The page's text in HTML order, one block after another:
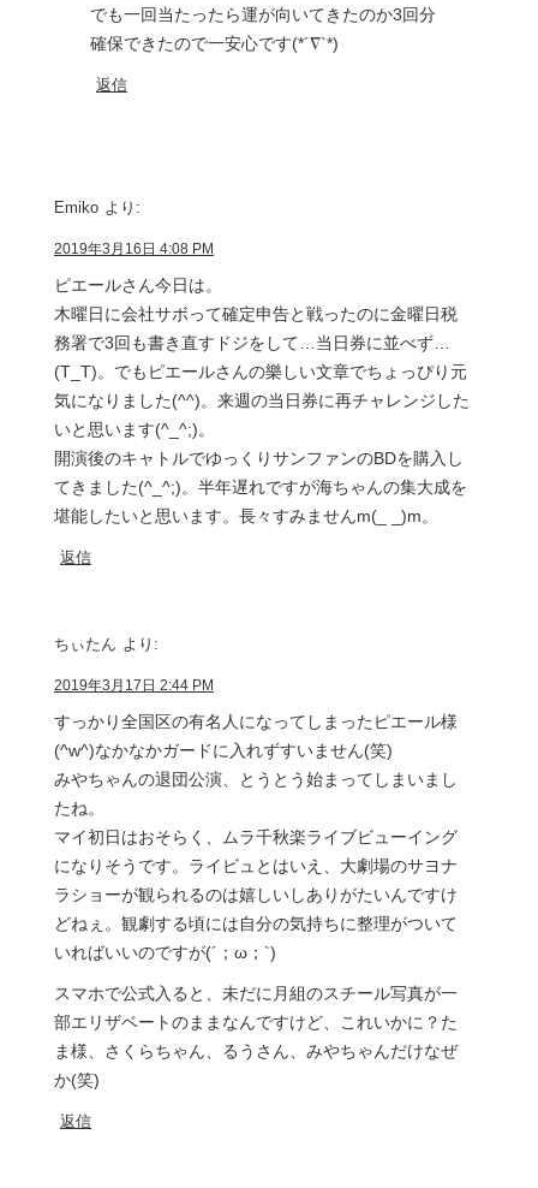
でも一回当たったら運が向いてきたのか3回分
確保できたので一安心です(*´∇`*)
返信
Emiko より:
2019年3月16日 4:08 PM
ピエールさん今日は。
木曜日に会社サボって確定申告と戦ったのに金曜日税
務署で3回も書き直すドジをして…当日券に並べず…
(T_T)。でもピエールさんの樂しい文章でちょっぴり元
気になりました(^^)。来週の当日券に再チャレンジした
いと思います(^_^;)。
開演後のキャトルでゆっくりサンファンのBDを購入し
てきました(^_^;)。半年遅れですが海ちゃんの集大成を
堪能したいと思います。長々すみませんm(_ _)m。
返信
ちぃたん より:
2019年3月17日 2:44 PM
すっかり全国区の有名人になってしまったピエール様
(^w^)なかなかガードに入れずすいません(笑)
みやちゃんの退団公演、とうとう始まってしまいまし
たね。
マイ初日はおそらく、ムラ千秋楽ライブビューイング
になりそうです。ライビュとはいえ、大劇場のサヨナ
ラショーが観られるのは嬉しいしありがたいんですけ
どねぇ。観劇する頃には自分の気持ちに整理がついて
いればいいのですが(´；ω；`)
スマホで公式入ると、未だに月組のスチール写真が一
部エリザベートのままなんですけど、これいかに？た
ま様、さくらちゃん、るうさん、みやちゃんだけなぜ
か(笑)
返信